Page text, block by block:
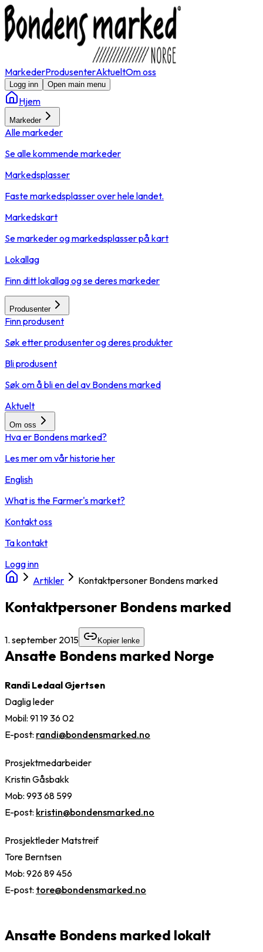
MarkederProdusenterAktueltOm oss
Logg inn Open main menu
Hjem
Markeder
Alle markeder
Se alle kommende markeder
Markedsplasser
Faste markedsplasser over hele landet.
Markedskart
Se markeder og markedsplasser på kart
Lokallag
Finn ditt lokallag og se deres markeder
Produsenter
Finn produsent
Søk etter produsenter og deres produkter
Bli produsent
Søk om å bli en del av Bondens marked
Aktuelt
Om oss
Hva er Bondens marked?
Les mer om vår historie her
English
What is the Farmer's market?
Kontakt oss
Ta kontakt
Logg inn
Artikler
Kontaktpersoner Bondens marked
Kontaktpersoner Bondens marked
1. september 2015 Kopier lenke
Ansatte Bondens marked Norge
Randi Ledaal Gjertsen
Daglig leder
Mobil: 91 19 36 02
E-post: randi@bondensmarked.no
Prosjektmedarbeider
Kristin Gåsbakk
Mob: 993 68 599
E-post: kristin@bondensmarked.no
Prosjektleder Matstreif
Tore Berntsen
Mob: 926 89 456
E-post: tore@bondensmarked.no
Ansatte Bondens marked lokalt